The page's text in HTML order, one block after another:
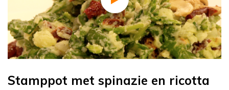
Stamppot met spinazie en ricotta